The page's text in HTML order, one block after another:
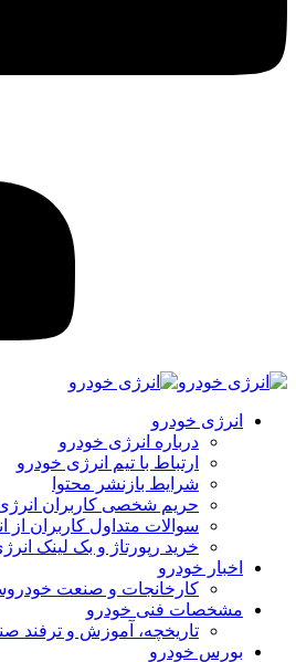
انرژی خودرو
درباره انرژی خودرو
ارتباط با تیم انرژی خودرو
شرایط بازنشر محتوا
حریم شخصی کاربران
سوالات متداول کاربران از
خرید رپورتاژ و بک لینک
اخبار خودرو
کارخانجات و صنعت
مشخصات فنی خودرو
تاریخچه، آموزش و ترفند
بورس خودرو